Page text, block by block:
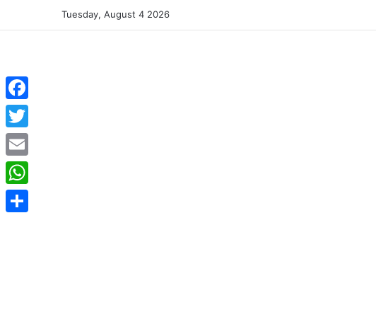
Tuesday, August 4 2026
Facebook
Twitter
Email
WhatsApp